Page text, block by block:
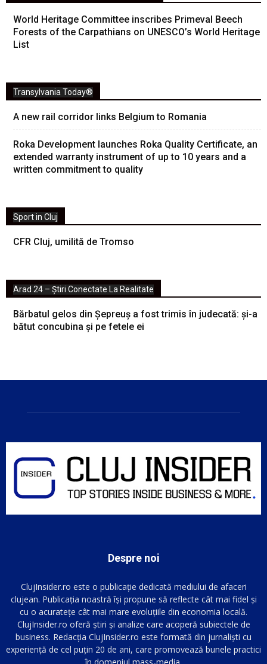
World Heritage Committee inscribes Primeval Beech
Forests of the Carpathians on UNESCO’s World Heritage
List
Transylvania Today®
A new rail corridor links Belgium to Romania
Roka Development launches Roka Quality Certificate, an
extended warranty instrument of up to 10 years and a
written commitment to quality
Sport in Cluj
CFR Cluj, umilită de Tromso
Arad 24 – Știri Conectate La Realitate
Bărbatul gelos din Șepreuș a fost trimis în judecată: și-a
bătut concubina și pe fetele ei
Despre noi
ClujInsider.ro este o publicație dedicată mediului de afaceri
clujean. Publicația noastră își propune să reflecte cât mai fidel și
cu o acuratețe cât mai mare evoluțiile din economia locală.
ClujInsider.ro oferă știri și analize care acoperă subiectele de
business. Redacția ClujInsider.ro este formată din jurnaliști cu
experiență de cel puțin 20 de ani, care promovează bunele practici